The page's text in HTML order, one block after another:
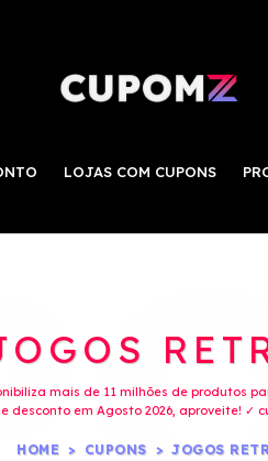
LOJAS COM CUPONS
mais de 11 milhões de produtos
desconto em Agosto 2026, aproveite! ✓
HOME CUPONS JOGOS